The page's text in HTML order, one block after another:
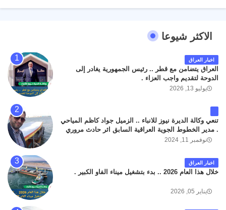
الاكثر شيوعا
اخبار العراق
العراق يتضامن مع قطر .. رئيس الجمهورية يغادر إلى
الدوحة لتقديم واجب العزاء .
يوليو 13, 2026
تنعي وكالة الديرة نيوز للانباء .. الزميل جواد كاظم المياحي
. مدير الخطوط الجوية العراقية السابق اثر حادث مروري
داخل مطار البصرة الدولي اليوم الاثنين على الطريق
كان سبب الحادث يعود لتصادم عجلته مع عجلة نوع كيا بنكو
تابعة لشركة الهلال الماسكة لإعمار مطار البصرة الدولي .
سائلين الله عز وجل ان يتغمد الفقيد بواسع رحمته ، و انا
نوفمبر 11, 2024
اخبار العراق
خلال هذا العام 2026 .. بدء بتشغيل ميناء الفاو الكبير .
يناير 05, 2026